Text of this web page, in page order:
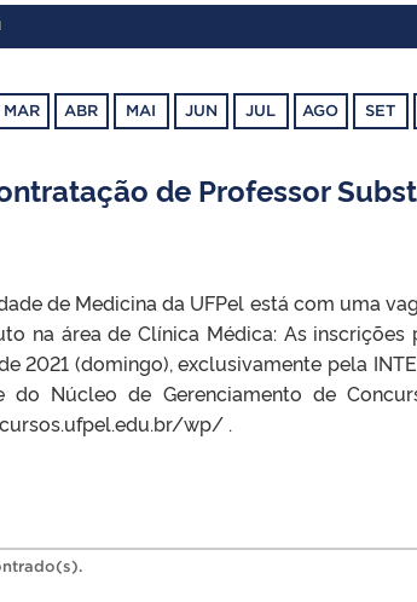
MAR ABR MAI JUN JUL AGO SET
de Professor
de Medicina da UFPel está com uma
na área de Clínica Médica: As
2021 (domingo), exclusivamente pela
do Núcleo de Gerenciamento de
wp/ .